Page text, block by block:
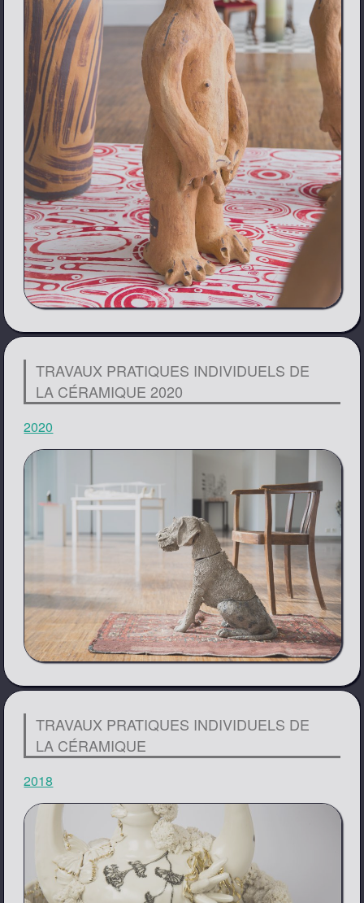
TRAVAUX PRATIQUES INDIVIDUELS DE
LA CÉRAMIQUE 2020
2020
TRAVAUX PRATIQUES INDIVIDUELS DE
LA CÉRAMIQUE
2018